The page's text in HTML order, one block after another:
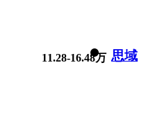
11.28-16.48万 思域